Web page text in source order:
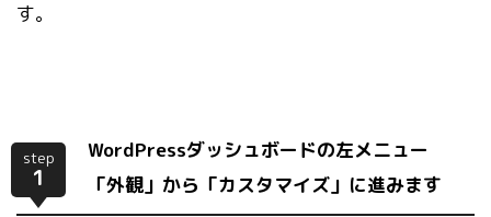
す。
step
1
WordPressダッシュボードの左メニュー
「外観」から「カスタマイズ」に進みます